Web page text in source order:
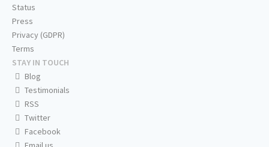
Status
Press
Privacy (GDPR)
Terms
STAY IN TOUCH
Blog
Testimonials
RSS
Twitter
Facebook